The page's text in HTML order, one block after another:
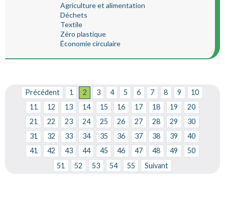
Agriculture et alimentation
Déchets
Textile
Zéro plastique
Économie circulaire
Précédent 1 2 3 4 5 6 7 8 9
10
11
12 13 14 15 16 17 18 19
20
21
22 23 24 25 26 27 28 29
30
31
32 33 34 35 36 37 38 39
40
41
42 43 44 45 46 47 48 49
50
51
52 53 54 55 Suivant